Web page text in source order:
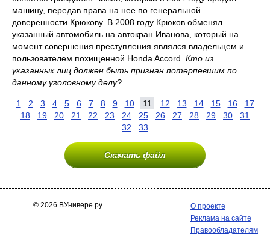
машину, передав права на нее по генеральной
доверенности Крюкову. В 2008 году Крюков обменял
указанный автомобиль на автокран Иванова, который на
момент совершения преступления являлся владельцем и
пользователем похищенной Honda Accord. Кто из
указанных лиц должен быть признан потерпевшим по
данному уголовному делу?
1 2 3 4 5 6 7 8 9 10 11 12 13 14 15 16
17
18
19 20 21 22 23 24 25 26 27 28 29 30
31
32
33
Скачать файл
© 2026 ВУнивере.ру
О проекте
Реклама на сайте
Правообладателям